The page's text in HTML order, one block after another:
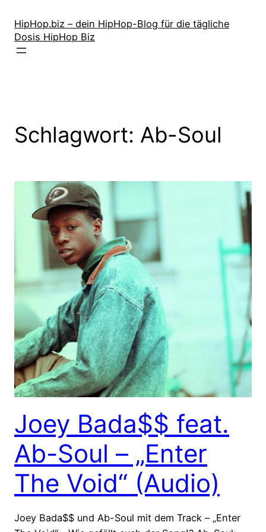
Inhalt
springen
HipHop.biz – dein HipHop-Blog für die tägliche
Dosis HipHop Biz
Schlagwort: Ab-Soul
Joey Bada$$ feat.
Ab-Soul – „Enter
The Void“ (Audio)
Joey Bada$$ und Ab-Soul mit dem Track – „Enter